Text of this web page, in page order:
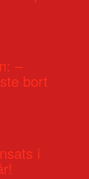
–
bort
i